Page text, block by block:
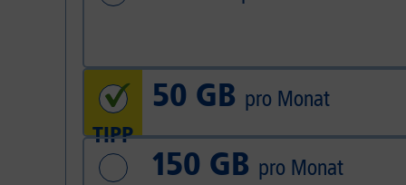
50 GB pro Monat
TIPP
150 GB pro Monat